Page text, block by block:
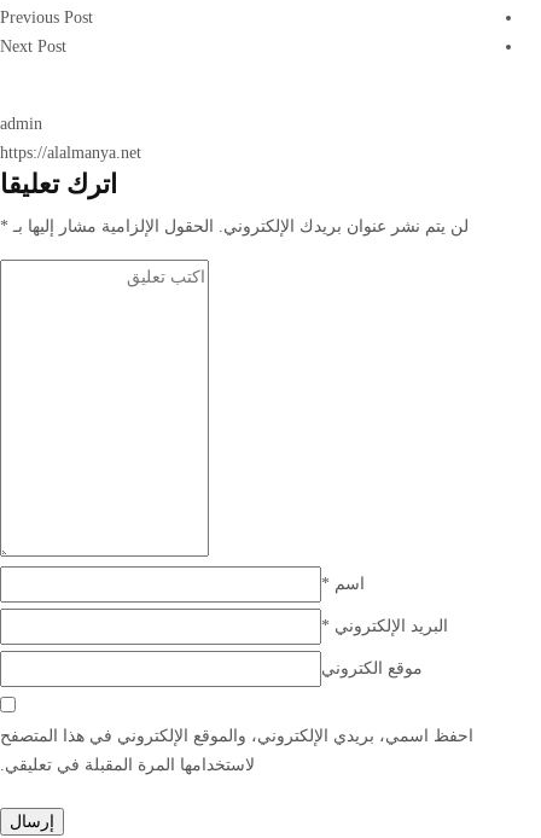
Previous Post
Next Post
admin
https://alalmanya.net
اترك تعليقا
لن يتم نشر عنوان بريدك الإلكتروني. الحقول الإلزامية مشار إليها بـ *
اسم *
البريد الإلكتروني *
موقع الكتروني
احفظ اسمي، بريدي الإلكتروني، والموقع الإلكتروني في هذا المتصفح
لاستخدامها المرة المقبلة في تعليقي.